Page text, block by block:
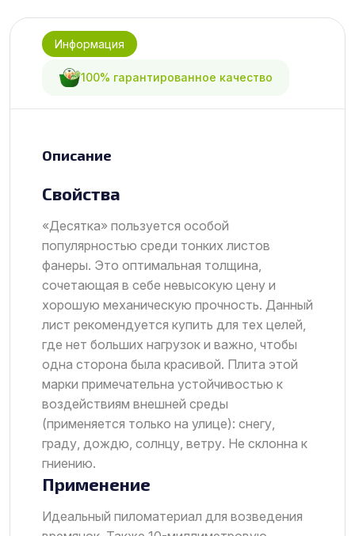
Информация
100% гарантированное качество
Описание
Свойства
«Десятка» пользуется особой
популярностью среди тонких листов
фанеры. Это оптимальная толщина,
сочетающая в себе невысокую цену и
хорошую механическую прочность. Данный
лист рекомендуется купить для тех целей,
где нет больших нагрузок и важно, чтобы
одна сторона была красивой. Плита этой
марки примечательна устойчивостью к
воздействиям внешней среды
(применяется только на улице): снегу,
граду, дождю, солнцу, ветру. Не склонна к
гниению.
Применение
Идеальный пиломатериал для возведения